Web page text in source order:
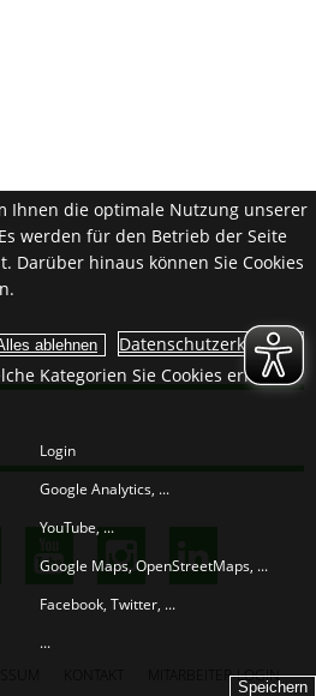
MITARBEITER-LOGIN
Ihnen die optimale Nutzung unserer
werden für den Betrieb der Seite
Darüber hinaus können Sie Cookies
Datenschutzerklärung.
Kategorien Sie Cookies erlauben
Login
Google Analytics, ...
YouTube, ...
Google Maps, OpenStreetMaps, ...
Facebook, Twitter, ...
...